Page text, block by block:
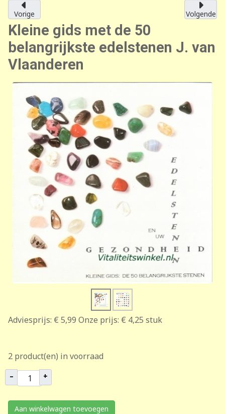
Vorige Volgende
Kleine gids met de 50
belangrijkste edelstenen J. van
Vlaanderen
Adviesprijs: € 5,99 Onze prijs: € 4,25 stuk
2 product(en) in voorraad
– +
Aan winkelwagen toevoegen